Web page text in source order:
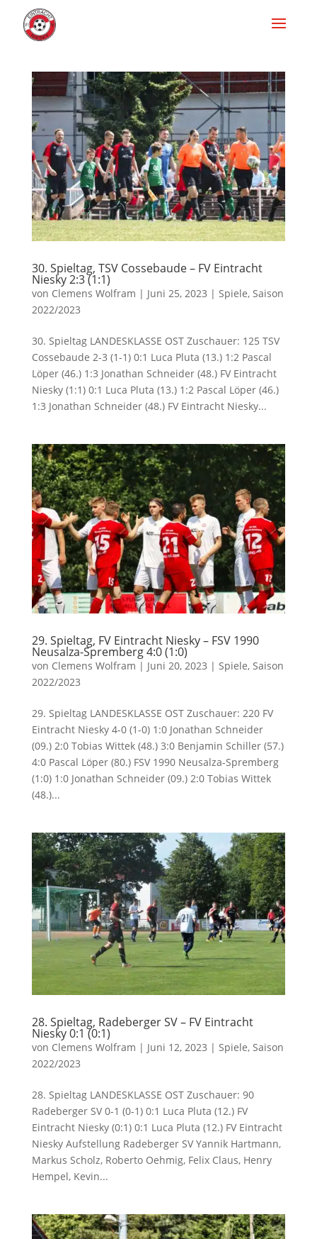
30. Spieltag, TSV Cossebaude – FV Eintracht
Niesky 2:3 (1:1)
von Clemens Wolfram | Juni 25, 2023 | Spiele, Saison
2022/2023
30. Spieltag LANDESKLASSE OST Zuschauer: 125 TSV
Cossebaude 2-3 (1-1) 0:1 Luca Pluta (13.) 1:2 Pascal
Löper (46.) 1:3 Jonathan Schneider (48.) FV Eintracht
Niesky (1:1) 0:1 Luca Pluta (13.) 1:2 Pascal Löper (46.)
1:3 Jonathan Schneider (48.) FV Eintracht Niesky...
29. Spieltag, FV Eintracht Niesky – FSV 1990
Neusalza-Spremberg 4:0 (1:0)
von Clemens Wolfram | Juni 20, 2023 | Spiele, Saison
2022/2023
29. Spieltag LANDESKLASSE OST Zuschauer: 220 FV
Eintracht Niesky 4-0 (1-0) 1:0 Jonathan Schneider
(09.) 2:0 Tobias Wittek (48.) 3:0 Benjamin Schiller (57.)
4:0 Pascal Löper (80.) FSV 1990 Neusalza-Spremberg
(1:0) 1:0 Jonathan Schneider (09.) 2:0 Tobias Wittek
(48.)...
28. Spieltag, Radeberger SV – FV Eintracht
Niesky 0:1 (0:1)
von Clemens Wolfram | Juni 12, 2023 | Spiele, Saison
2022/2023
28. Spieltag LANDESKLASSE OST Zuschauer: 90
Radeberger SV 0-1 (0-1) 0:1 Luca Pluta (12.) FV
Eintracht Niesky (0:1) 0:1 Luca Pluta (12.) FV Eintracht
Niesky Aufstellung Radeberger SV Yannik Hartmann,
Markus Scholz, Roberto Oehmig, Felix Claus, Henry
Hempel, Kevin...